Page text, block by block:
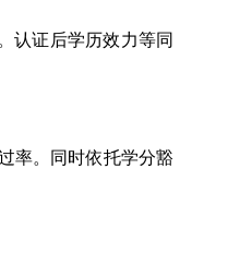
认证后学历效力等同
率。同时依托学分豁